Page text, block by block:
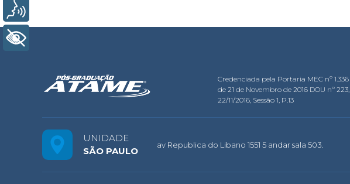
Credenciada pela Portaria MEC nº 1.336
de 21 de Novembro de 2016 DOU nº 223,
22/11/2016, Sessão 1, P.13
UNIDADE
SÃO PAULO
av Republica do Libano 1551 5 andar sala 503.